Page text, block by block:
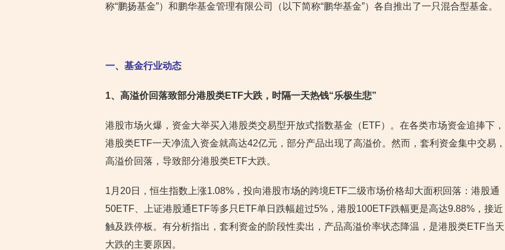
称“鹏扬基金”）和鹏华基金管理有限公司（以下简称“鹏华基金”）各自推出了一只混合型基金。
一、基金行业动态
1、高溢价回落致部分港股类ETF大跌，时隔一天热钱“乐极生悲”
港股市场火爆，资金大举买入港股类交易型开放式指数基金（ETF）。在各类市场资金追捧下，
港股类ETF一天净流入资金就高达42亿元，部分产品出现了高溢价。然而，套利资金集中交易，
高溢价回落，导致部分港股类ETF大跌。
1月20日，恒生指数上涨1.08%，投向港股市场的跨境ETF二级市场价格却大面积回落：港股通
50ETF、上证港股通ETF等多只ETF单日跌幅超过5%，港股100ETF跌幅更是高达9.88%，接近
触及跌停板。有分析指出，套利资金的阶段性卖出，产品高溢价率状态降温，是港股类ETF当天
大跌的主要原因。